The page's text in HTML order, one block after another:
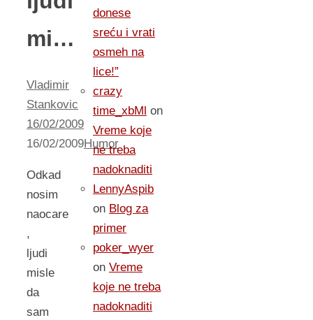
mi…
Vladimir
Stankovic
16/02/2009
16/02/2009Humor
Odkad
nosim
naocare
,
ljudi
misle
da
sam
donese
sreću i vrati
osmeh na
lice!”
crazy
time_xbMl on
Vreme koje
ne treba
nadoknaditi
LennyAspib
on Blog za
primer
poker_wyer
on Vreme
koje ne treba
nadoknaditi